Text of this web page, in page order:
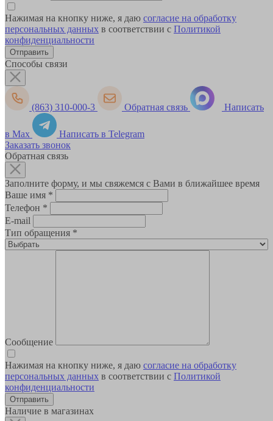
Нажимая на кнопку ниже, я даю согласие на обработку
персональных данных в соответствии с Политикой
конфиденциальности
Способы связи
(863) 310-000-3 Обратная связь Написать
в Max
Написать в Telegram
Заказать звонок
Обратная связь
Заполните форму, и мы свяжемся с Вами в ближайшее время
Ваше имя *
Телефон *
E-mail
Тип обращения *
Сообщение
Нажимая на кнопку ниже, я даю согласие на обработку
персональных данных в соответствии с Политикой
конфиденциальности
Наличие в магазинах